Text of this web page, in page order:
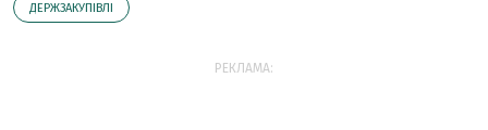
ДЕРЖЗАКУПІВЛІ
РЕКЛАМА: